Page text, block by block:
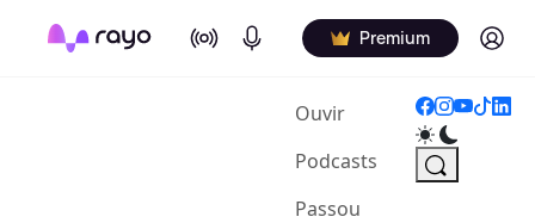
On Air Podcasts Premium Log in
Ouvir(current)
Podcasts
Passou